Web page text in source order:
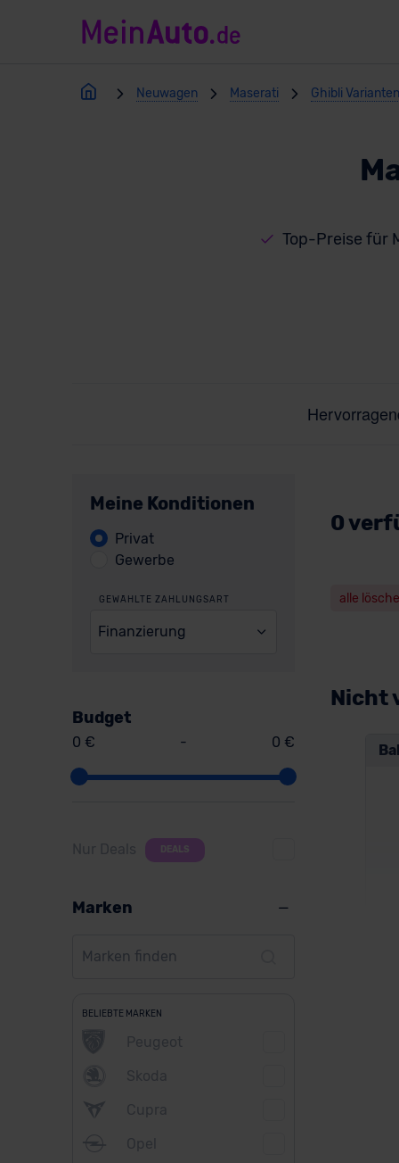
Neuwagen Maserati Ghibli Varianten
Top-Preise für
Meine Konditionen
Privat
Gewerbe
GEWÄHLTE ZAHLUNGSART
Finanzierung
Budget
0 € - 0 €
Nur Deals DEALS
Marken
BELIEBTE MARKEN
Peugeot
Skoda
Cupra
Opel
0
alle
Nicht